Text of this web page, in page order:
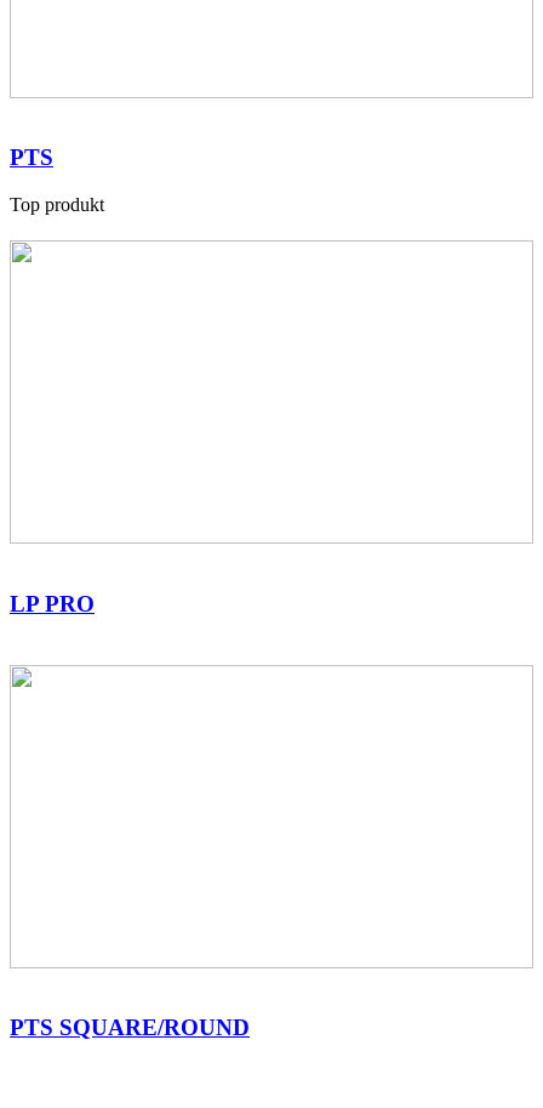
PTS
Top produkt
LP PRO
PTS SQUARE/ROUND